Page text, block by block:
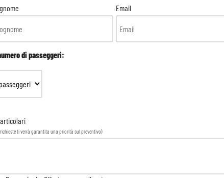
Email
di passeggeri:
ti verrà garantita una priorità sul preventivo)